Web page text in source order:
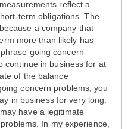
reflect a
term obligations. The
a company that
more than likely has
going concern
continue in business for at
of the balance
concern problems, you
in business for very long.
have a legitimate
In my experience,